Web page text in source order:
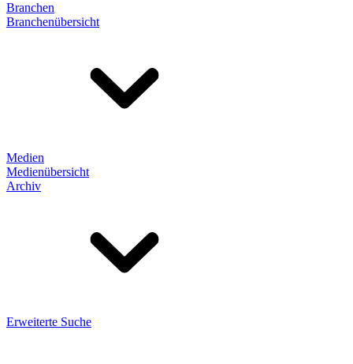
Branchen
Branchenübersicht
Medien
Medienübersicht
Archiv
Erweiterte Suche